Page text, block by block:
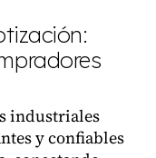
industriales
y confiables